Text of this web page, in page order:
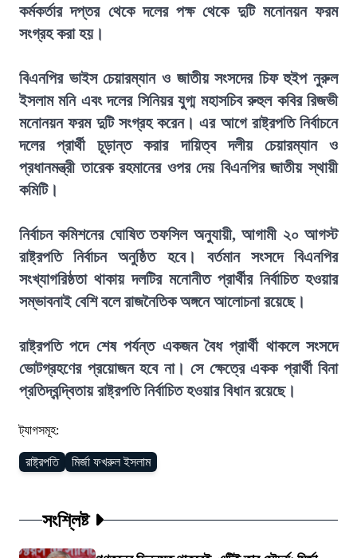
কর্মকর্তার দপ্তর থেকে দলের পক্ষ থেকে দুটি মনোনয়ন ফরম
সংগ্রহ করা হয়।
বিএনপির ভাইস চেয়ারম্যান ও জাতীয় সংসদের চিফ হুইপ নুরুল
ইসলাম মনি এবং দলের সিনিয়র যুগ্ম মহাসচিব রুহুল কবির রিজভী
মনোনয়ন ফরম দুটি সংগ্রহ করেন। এর আগে রাষ্ট্রপতি নির্বাচনে
দলের প্রার্থী চূড়ান্ত করার দায়িত্ব দলীয় চেয়ারম্যান ও
প্রধানমন্ত্রী তারেক রহমানের ওপর দেয় বিএনপির জাতীয় স্থায়ী
কমিটি।
নির্বাচন কমিশনের ঘোষিত তফসিল অনুযায়ী, আগামী ২০ আগস্ট
রাষ্ট্রপতি নির্বাচন অনুষ্ঠিত হবে। বর্তমান সংসদে বিএনপির
সংখ্যাগরিষ্ঠতা থাকায় দলটির মনোনীত প্রার্থীর নির্বাচিত হওয়ার
সম্ভাবনাই বেশি বলে রাজনৈতিক অঙ্গনে আলোচনা রয়েছে।
রাষ্ট্রপতি পদে শেষ পর্যন্ত একজন বৈধ প্রার্থী থাকলে সংসদে
ভোটগ্রহণের প্রয়োজন হবে না। সে ক্ষেত্রে একক প্রার্থী বিনা
প্রতিদ্বন্দ্বিতায় রাষ্ট্রপতি নির্বাচিত হওয়ার বিধান রয়েছে।
ট্যাগসমূহ:
রাষ্ট্রপতি মির্জা ফখরুল ইসলাম
সংশ্লিষ্ট